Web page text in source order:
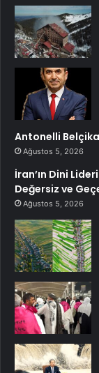
Antonelli
Ağustos 5, 2026
İran’ın Dini
Değersiz ve
Ağustos 5, 2026